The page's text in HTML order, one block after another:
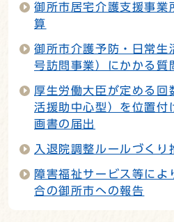
御所市居宅介護支援事業
算
御所市介護予防・日常生
号訪問事業）にかかる質
厚生労働大臣が定める回
活援助中心型）を位置付
画書の届出
入退院調整ルールづくり
障害福祉サービス等によ
合の御所市への報告